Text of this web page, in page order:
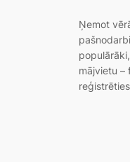
Ņemot
mājvietu –